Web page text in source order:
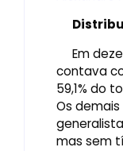
Em
contava
59,1% do
Os demais
mas sem